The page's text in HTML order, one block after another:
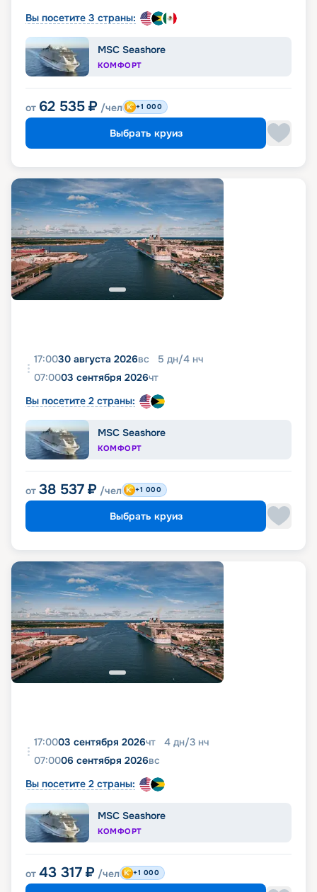
Вы посетите 3 страны:
MSC Seashore
КОМФОРТ
от 62 535 ₽ /чел +1 000
Выбрать круиз
17:0030 августа 2026вс 5 дн/4 нч
07:0003 сентября 2026чт
Вы посетите 2 страны:
MSC Seashore
КОМФОРТ
от 38 537 ₽ /чел +1 000
Выбрать круиз
17:0003 сентября 2026чт 4 дн/3 нч
07:0006 сентября 2026вс
Вы посетите 2 страны:
MSC Seashore
КОМФОРТ
от 43 317 ₽ /чел +1 000